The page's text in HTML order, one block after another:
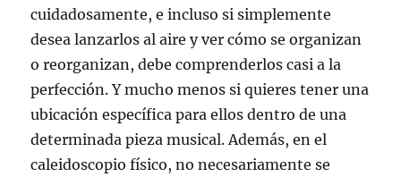
cuidadosamente, e incluso si simplemente
desea lanzarlos al aire y ver cómo se organizan
o reorganizan, debe comprenderlos casi a la
perfección. Y mucho menos si quieres tener una
ubicación específica para ellos dentro de una
determinada pieza musical. Además, en el
caleidoscopio físico, no necesariamente se